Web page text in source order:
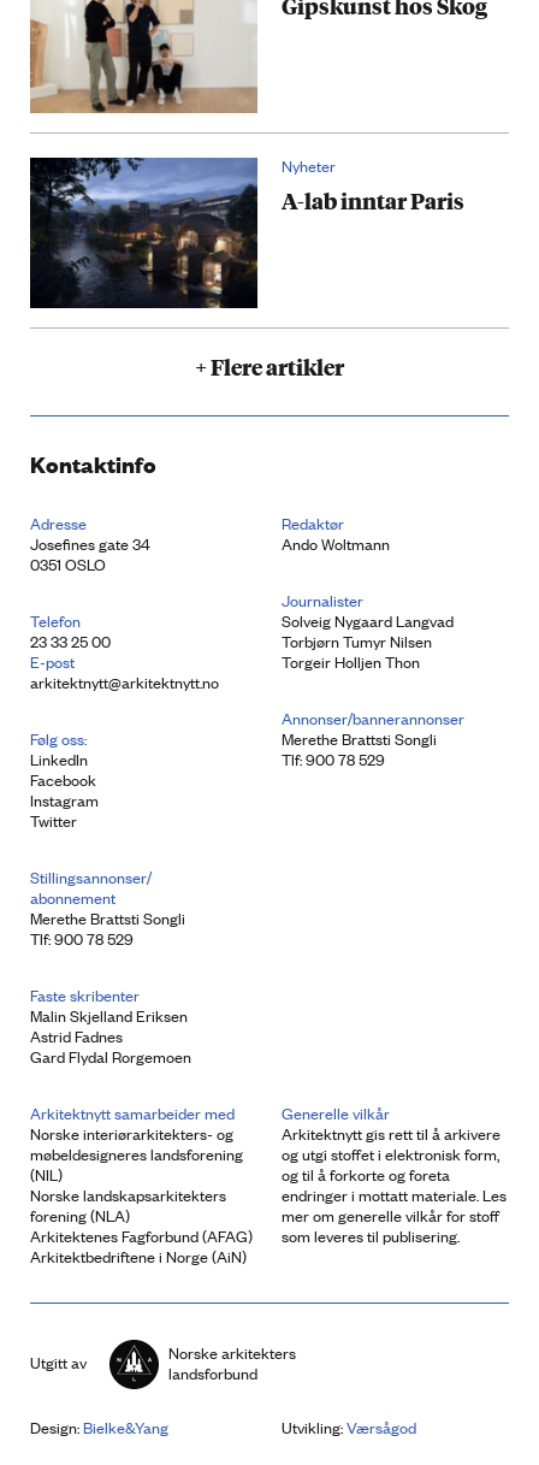
Nyheter
A-lab inntar Paris
+ Flere artikler
Kontaktinfo
Adresse
Josefines gate 34
0351 OSLO
Telefon
23 33 25 00
E-post
arkitektnytt@arkitektnytt.no
Følg oss:
LinkedIn
Facebook
Instagram
Twitter
Redaktør
Ando Woltmann
Journalister
Solveig Nygaard Langvad
Torbjørn Tumyr Nilsen
Torgeir Holljen Thon
Annonser/bannerannonser
Merethe Brattsti Songli
Tlf: 900 78 529
Stillingsannonser/
abonnement
Merethe Brattsti Songli
Tlf: 900 78 529
Faste skribenter
Malin Skjelland Eriksen
Astrid Fadnes
Gard Flydal Rorgemoen
Arkitektnytt samarbeider med
Norske interiørarkitekters- og
møbeldesigneres landsforening
(NIL)
Norske landskapsarkitekters
forening (NLA)
Arkitektenes Fagforbund (AFAG)
Arkitektbedriftene i Norge (AiN)
Generelle vilkår
Arkitektnytt gis rett til å arkivere
og utgi stoffet i elektronisk form,
og til å forkorte og foreta
endringer i mottatt materiale. Les
mer om generelle vilkår for stoff
som leveres til publisering.
Utgitt av
Norske arkitekters
landsforbund
Design:Bielke&Yang Utvikling:Værsågod